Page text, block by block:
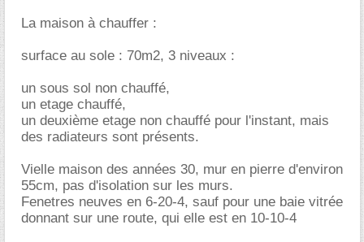
La maison à chauffer :
surface au sole : 70m2, 3 niveaux :
un sous sol non chauffé,
un etage chauffé,
un deuxième etage non chauffé pour l'instant, mais
des radiateurs sont présents.
Vielle maison des années 30, mur en pierre d'environ
55cm, pas d'isolation sur les murs.
Fenetres neuves en 6-20-4, sauf pour une baie vitrée
donnant sur une route, qui elle est en 10-10-4